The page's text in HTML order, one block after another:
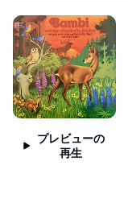
プレビューの
再生